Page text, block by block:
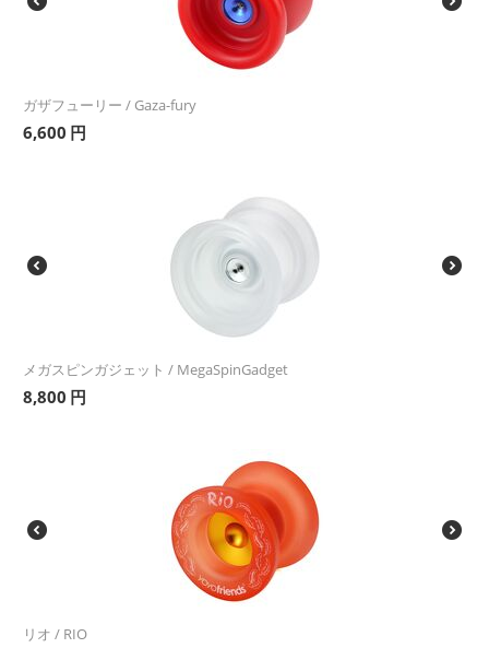
ガザフューリー / Gaza-fury
6,600 円
メガスピンガジェット / MegaSpinGadget
8,800 円
リオ / RIO